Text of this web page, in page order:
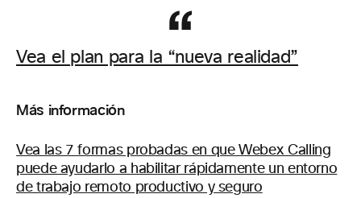
Vea el plan para la “nueva realidad”
Más información
Vea las 7 formas probadas en que Webex Calling
puede ayudarlo a habilitar rápidamente un entorno
de trabajo remoto productivo y seguro